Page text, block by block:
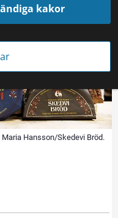
kakor
Hansson/Skedevi Bröd.